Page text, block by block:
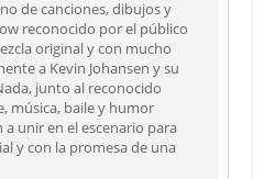
de canciones, dibujos y
reconocido por el público
original y con mucho
a Kevin Johansen y su
junto al reconocido
música, baile y humor
unir en el escenario para
y con la promesa de una